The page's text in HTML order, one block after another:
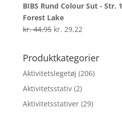
pris
var:
kr. 79,95.
pris
kr. 63,96.
BIBS Rund Colour Sut - Str.
Forest Lake
kr.44,95 Den
pris
var:
kr. 44,95.
kr. 29,22Den
pris
er:
kr. 29,22.
Produktkategorier
Aktivitetslegetøj (206)
Aktivitetsstativ (2)
Aktivitetsstativer (29)